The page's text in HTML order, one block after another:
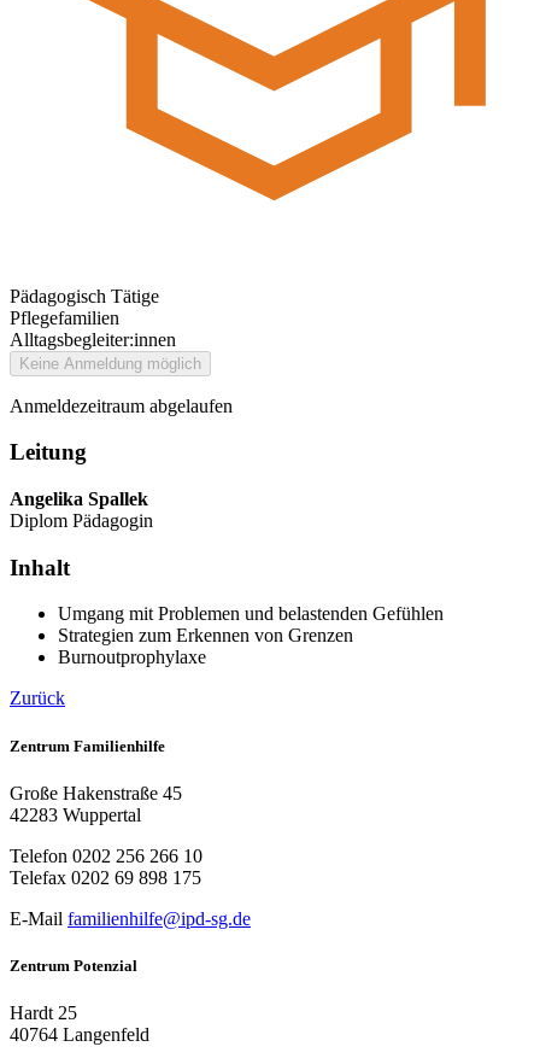
Pädagogisch Tätige
Pflegefamilien
Alltagsbegleiter:innen
Keine Anmeldung möglich
Anmeldezeitraum abgelaufen
Leitung
Angelika Spallek
Diplom Pädagogin
Inhalt
Umgang mit Problemen und belastenden Gefühlen
Strategien zum Erkennen von Grenzen
Burnoutprophylaxe
Zurück
Zentrum Familienhilfe
Große Hakenstraße 45
42283 Wuppertal
Telefon 0202 256 266 10
Telefax 0202 69 898 175
E-Mail familienhilfe@ipd-sg.de
Zentrum Potenzial
Hardt 25
40764 Langenfeld